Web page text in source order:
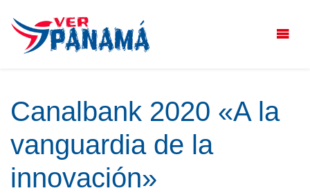
contenido
Canalbank 2020 «A la
vanguardia de la
innovación»